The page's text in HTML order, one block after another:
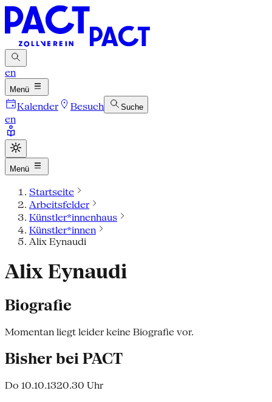
en
Menü
Kalender Besuch Suche
en
Menü
Startseite
Arbeitsfelder
Künstler*innenhaus
Künstler*innen
Alix Eynaudi
Alix Eynaudi
Biografie
Momentan liegt leider keine Biografie vor.
Bisher bei PACT
Do 10.10.1320.30 Uhr